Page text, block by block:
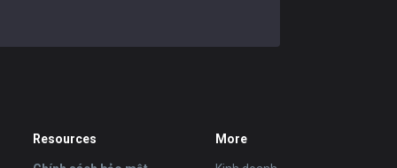
Resources More